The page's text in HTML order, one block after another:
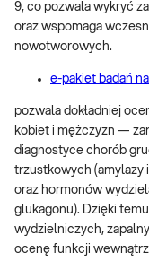
9, co pozwala wykryć
oraz wspomaga
nowotworowych.
e-pakiet badań
pozwala dokładniej
kobiet i mężczyzn —
diagnostyce chorób
trzustkowych (amylazy
oraz hormonów
glukagonu). Dzięki
wydzielniczych,
ocenę funkcji